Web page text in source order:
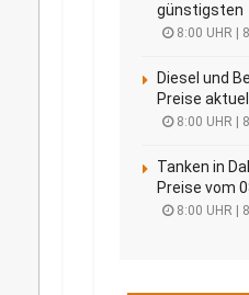
günstigsten
8:00 UHR |
Diesel und
Preise aktuell
8:00 UHR |
Tanken in
Preise vom
8:00 UHR |